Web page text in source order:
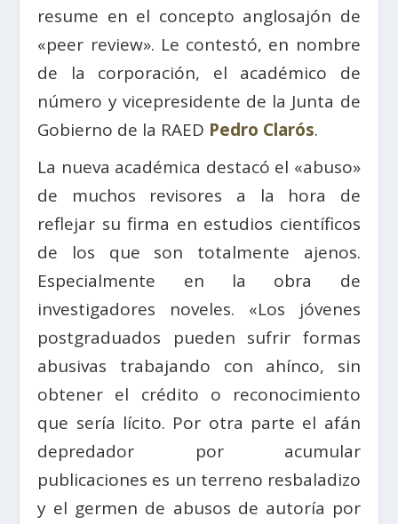
resume en el concepto anglosajón de
«peer review». Le contestó, en nombre
de la corporación, el académico de
número y vicepresidente de la Junta de
Gobierno de la RAED Pedro Clarós.
La nueva académica destacó el «abuso»
de muchos revisores a la hora de
reflejar su firma en estudios científicos
de los que son totalmente ajenos.
Especialmente en la obra de
investigadores noveles. «Los jóvenes
postgraduados pueden sufrir formas
abusivas trabajando con ahínco, sin
obtener el crédito o reconocimiento
que sería lícito. Por otra parte el afán
depredador por acumular
publicaciones es un terreno resbaladizo
y el germen de abusos de autoría por